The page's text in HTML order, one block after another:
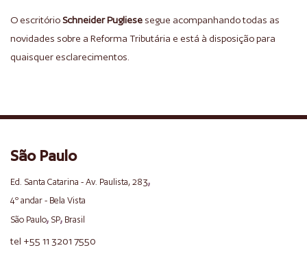
O escritórioSchneider Pugliese segue acompanhando todas as
novidades sobre a Reforma Tributária e está à disposição para
quaisquer esclarecimentos.
São Paulo
Ed. Santa Catarina - Av. Paulista, 283,
4º andar - Bela Vista
São Paulo, SP, Brasil
tel +55 11 3201 7550